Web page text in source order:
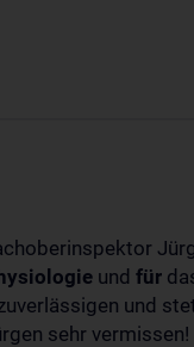
und für
und
sehr vermissen!